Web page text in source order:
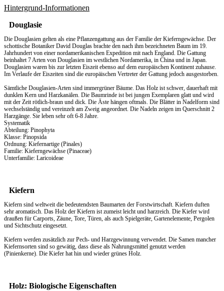
Hintergrund-Informationen
Douglasie
Die Douglasien gelten als eine Pflanzengattung aus der Familie der Kieferngewächse. Der
schottische Botaniker David Douglas brachte den nach ihm bezeichneten Baum im 19.
Jahrhundert von einer nordamerikanischen Expedition mit nach England. Die Gattung
beinhaltet 7 Arten von Douglasien im westlichen Nordamerika, in China und in Japan.
Douglasien waren bis zur letzten Eiszeit ebenso auf dem europäischen Kontinent zuhause.
Im Verlaufe der Eiszeiten sind die europäischen Vertreter der Gattung jedoch ausgestorben.
Sämtliche Douglasien-Arten sind immergrüner Bäume. Das Holz ist schwer, dauerhaft mit
dunklen Kern und Harzkanälen. Die Baumrinde ist bei jungen Exemplaren glatt und wird
mit der Zeit rötlich-braun und dick. Die Äste hängen oftmals. Die Blätter in Nadelform sind
wechselständig und vereinzelt am Zweig angeordnet. Die Nadeln zeigen im Querschnitt 2
Harzgänge. Sie leben sehr oft 6-8 Jahre.
Systematik
Abteilung: Pinophyta
Klasse: Pinopsida
Ordnung: Kiefernartige (Pinales)
Familie: Kieferngewächse (Pinaceae)
Unterfamilie: Laricoideae
Kiefern
Kiefern sind weltweit die bedeutendsten Baumarten der Forstwirtschaft. Kiefern duften
sehr aromatisch. Das Holz der Kiefern ist zumeist leicht und harzreich. Die Kiefer wird
draußen für Carports, Zäune, Tore, Türen, als auch Spielgeräte, Gartenelemente, Pergolen
und Sichtschutz eingesetzt.
Kiefern werden zusätzlich zur Pech- und Harzgewinnung verwendet. Die Samen mancher
Kiefernsorten sind so gewätig, dass diese als Nahrungsmittel genutzt werden
(Pinienkerne). Die Kiefer hat hin und wieder grünes Holz.
Holz: Biologische Eigenschaften